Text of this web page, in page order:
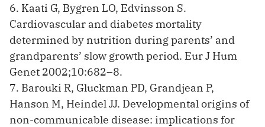
6. Kaati G, Bygren LO, Edvinsson S.
Cardiovascular and diabetes mortality
determined by nutrition during parents’ and
grandparents’ slow growth period. Eur J Hum
Genet 2002;10:682–8.
7. Barouki R, Gluckman PD, Grandjean P,
Hanson M, Heindel JJ. Developmental origins of
non-communicable disease: implications for